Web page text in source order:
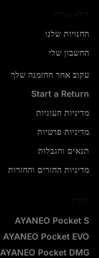
החנויות שלנו
החשבון שלי
עקוב אחר ההזמנה שלך
Start a Return
מדיניות העוגיות
מדיניות פרטיות
תנאים והגבלות
מדיניות החזרים והחזרות
AYANEO Pocket S
AYANEO Pocket EVO
AYANEO Pocket DMG